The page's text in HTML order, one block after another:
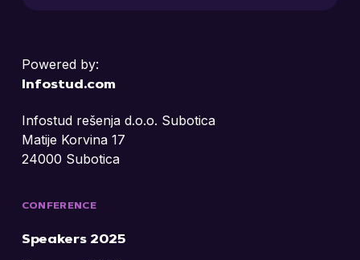
Powered by:
Infostud.com
Infostud rešenja d.o.o. Subotica
Matije Korvina 17
24000 Subotica
CONFERENCE
Speakers 2025